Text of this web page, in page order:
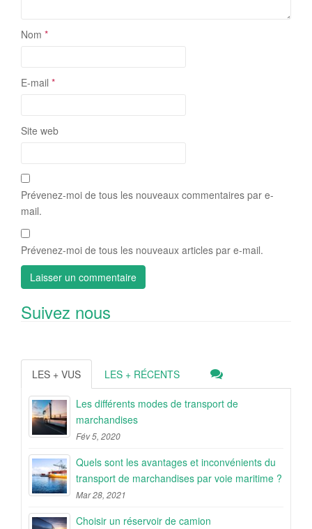
Nom *
E-mail *
Site web
Prévenez-moi de tous les nouveaux commentaires par e-
mail.
Prévenez-moi de tous les nouveaux articles par e-mail.
Suivez nous
LES + VUS LES + RÉCENTS
Les différents modes de transport de
marchandises
Fév 5, 2020
Quels sont les avantages et inconvénients du
transport de marchandises par voie maritime ?
Mar 28, 2021
Choisir un réservoir de camion